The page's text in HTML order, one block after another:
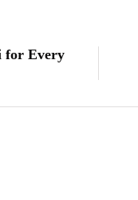
for Every